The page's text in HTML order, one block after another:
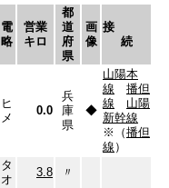
電
略
営業
キロ
都
道
府
県
画
像
接
続
ヒ
メ
0.0
兵
庫
県
◆
山陽本
線
播但
線
山陽
新幹線
※（播但
線 ）
タ
オ
3.8 〃